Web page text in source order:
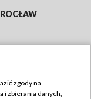
zgody na
i zbierania danych,